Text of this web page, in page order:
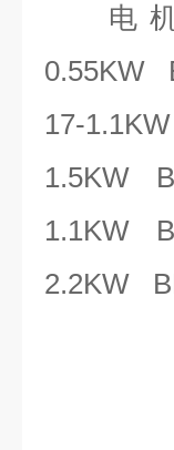
电
0.55KW
17-
1.5KW
1.1KW
2.2KW